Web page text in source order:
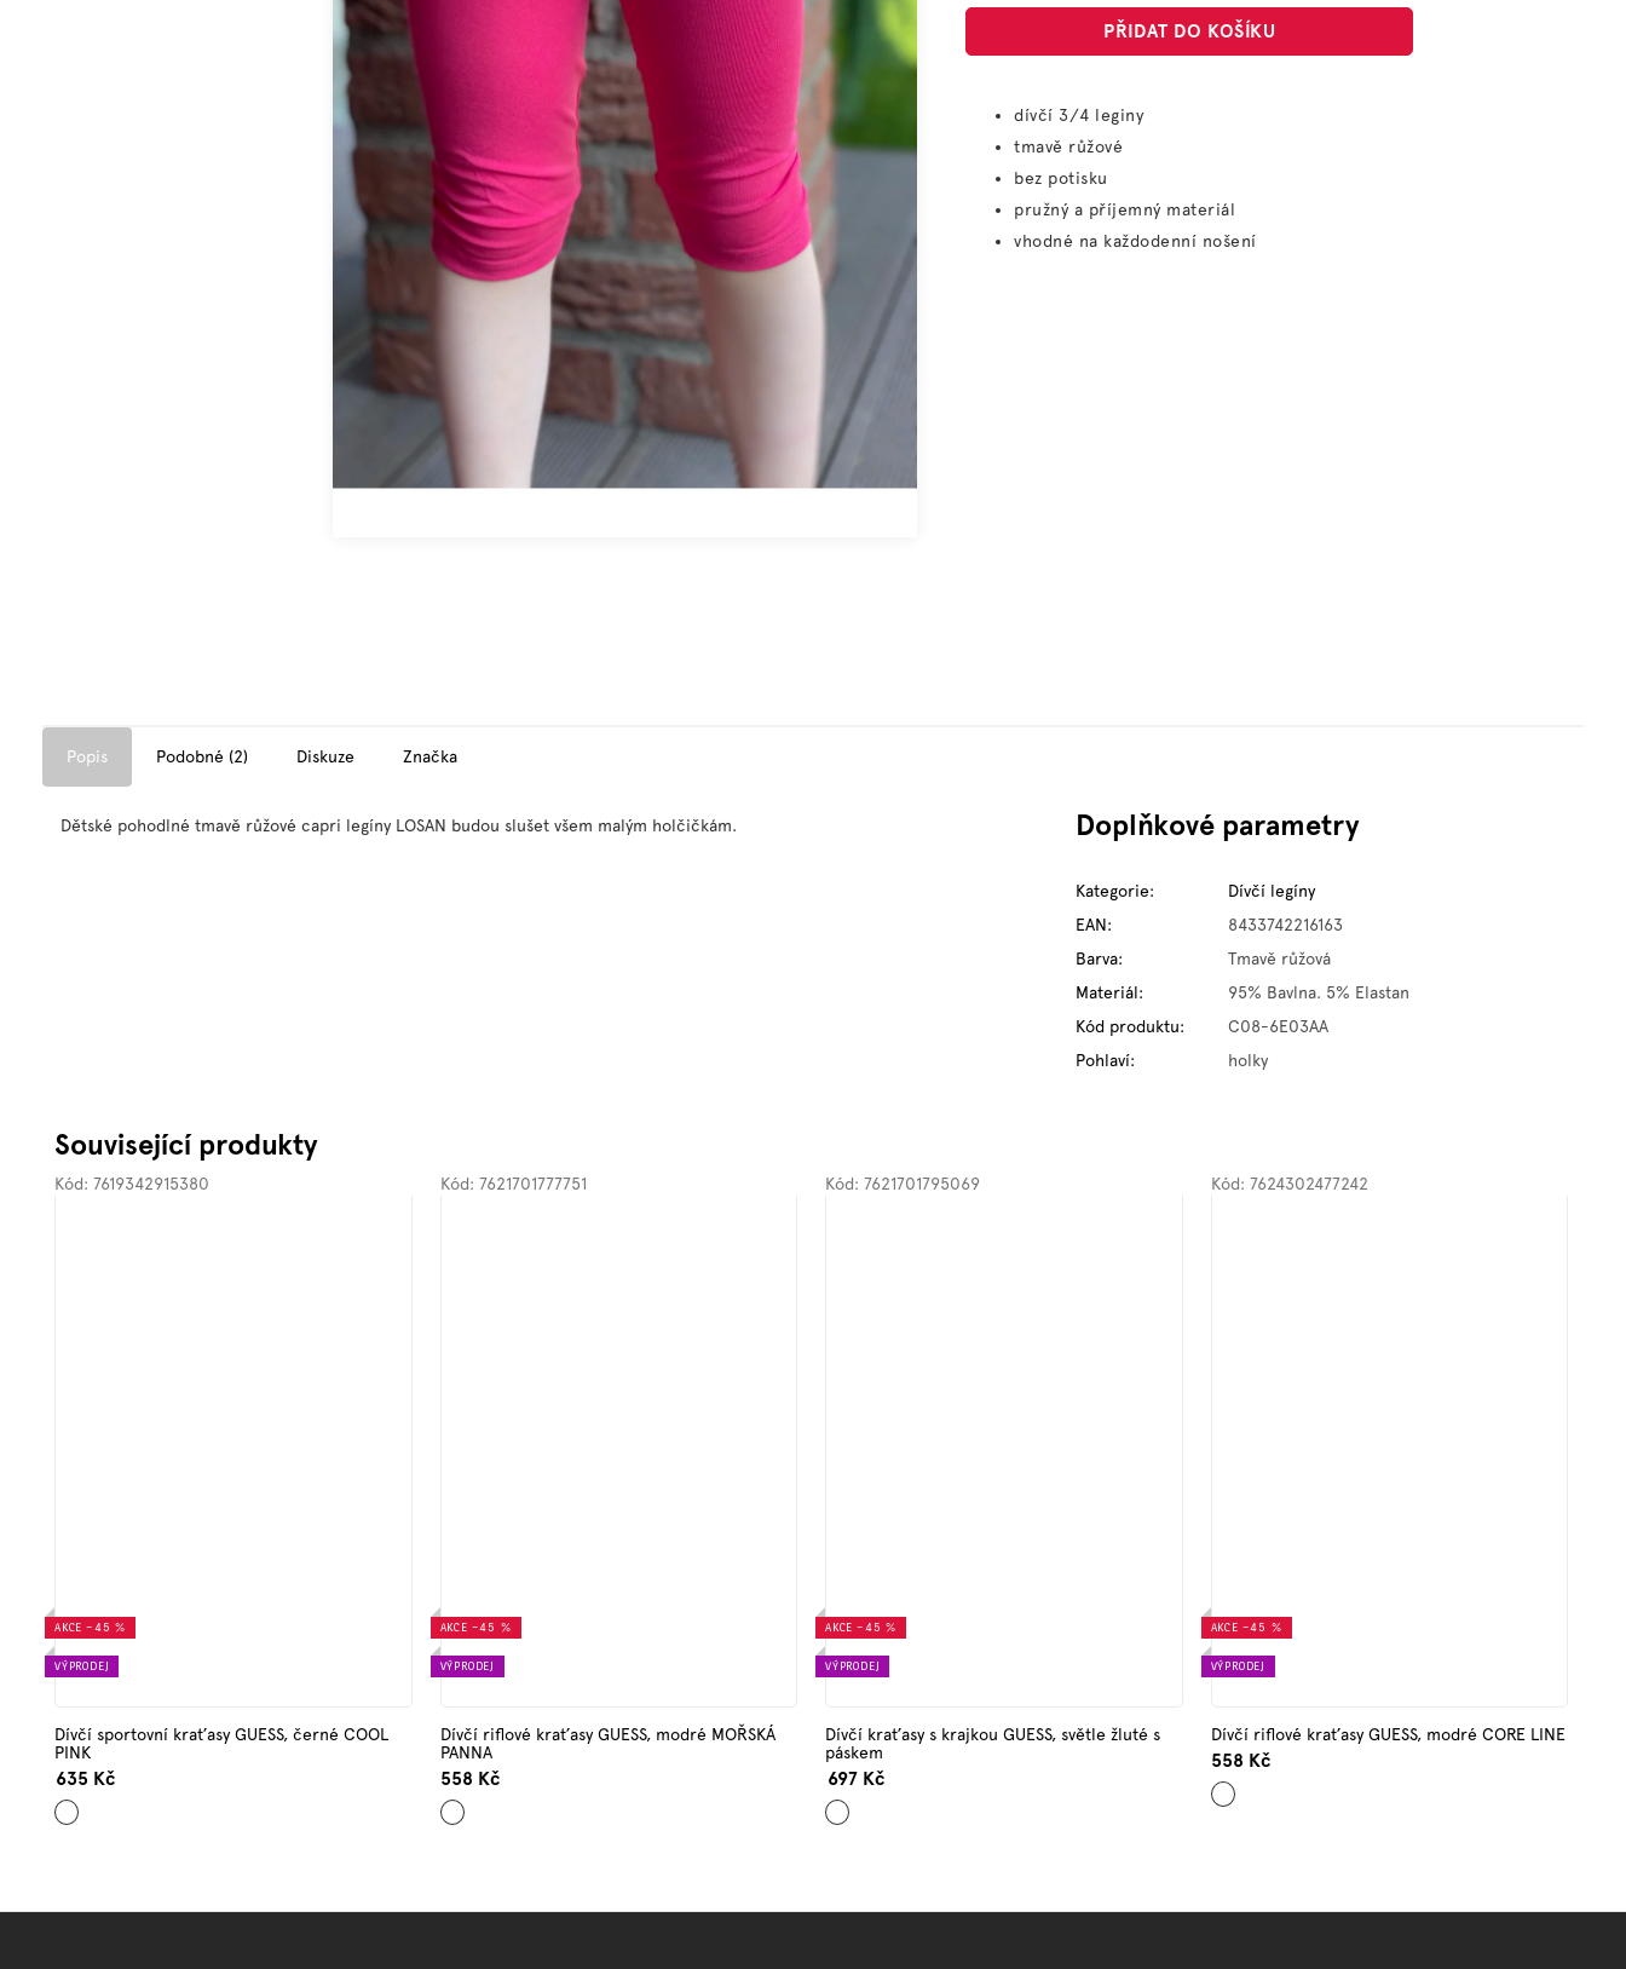
PŘIDAT DO KOŠÍKU
dívčí 3/4 leginy
tmavě růžové
bez potisku
pružný a příjemný materiál
vhodné na každodenní nošení
Popis Podobné (2) Diskuze Značka
Dětské pohodlné tmavě růžové capri legíny LOSAN budou slušet všem malým holčičkám. Doplňkové parametry
Kategorie:
Dívčí legíny
EAN:
8433742216163
Barva:
Tmavě růžová
Materiál:
95% Bavlna. 5% Elastan
Kód produktu:
C08-6E03AA
Pohlaví: holky
Související produkty
AKCE –45 %
VÝPRODEJ
Dívčí sportovní kraťasy GUESS, černé COOL
PINK
635 Kč
Černá
Kód: 7619342915380
AKCE –45 %
VÝPRODEJ
Dívčí riflové kraťasy GUESS, modré MOŘSKÁ
PANNA
558 Kč
Tmavě
modrá
Kód: 7621701777751
AKCE –45 %
VÝPRODEJ
Dívčí kraťasy s krajkou GUESS, světle žluté s
páskem
697 Kč
Žlutá
Kód: 7621701795069
AKCE –45 %
VÝPRODEJ
Dívčí riflové kraťasy GUESS, modré CORE LINE
558 Kč
Modrá
Kód: 7624302477242